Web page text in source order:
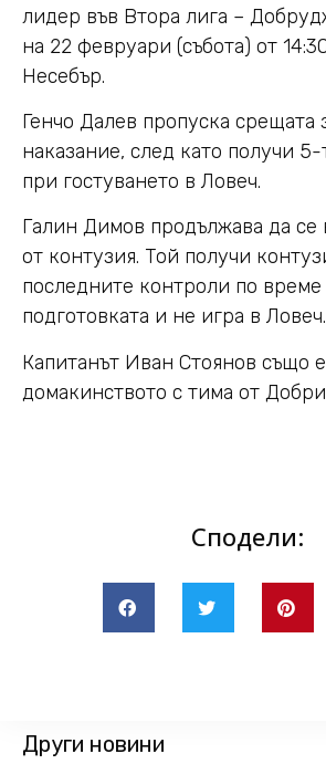
лидер във Втора лига –
на 22 февруари (събота) от
Несебър.
Генчо Далев пропуска срещата
наказание, след като получи
при гостуването в Ловеч.
Галин Димов продължава да се
от контузия. Той получи
последните контроли по време
подготовката и не игра в Ловеч.
Капитанът Иван Стоянов също
домакинството с тима от
Сподели:
Други новини